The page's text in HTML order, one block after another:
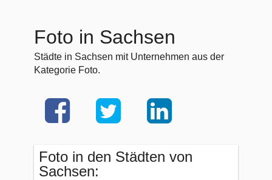
Foto in Sachsen
Städte in Sachsen mit Unternehmen aus der
Kategorie Foto.
Foto in den Städten von
Sachsen: